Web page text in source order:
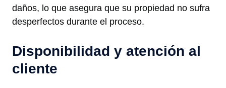
daños, lo que asegura que su propiedad no sufra
desperfectos durante el proceso.
Disponibilidad y atención al
cliente